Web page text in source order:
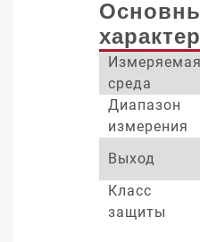
Измеряемая
среда
Диапазон
измерения
Выход
Класс
защиты